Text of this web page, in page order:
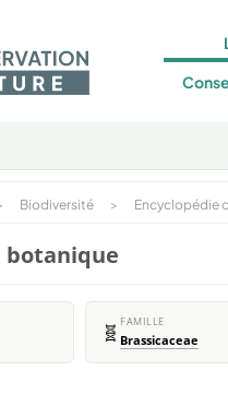
Biodiversité > Encyclopédie
botanique
🧬 FAMILLE
Brassicaceae